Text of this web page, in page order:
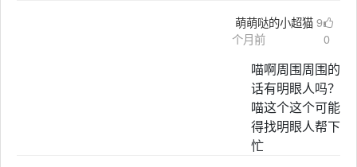
萌萌哒的小超猫9
个月前
0
喵啊周围周围的
话有明眼人吗？
喵这个这个可能
得找明眼人帮下
忙